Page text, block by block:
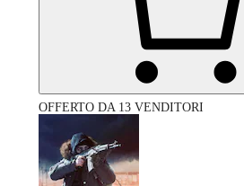
OFFERTO DA 13 VENDITORI